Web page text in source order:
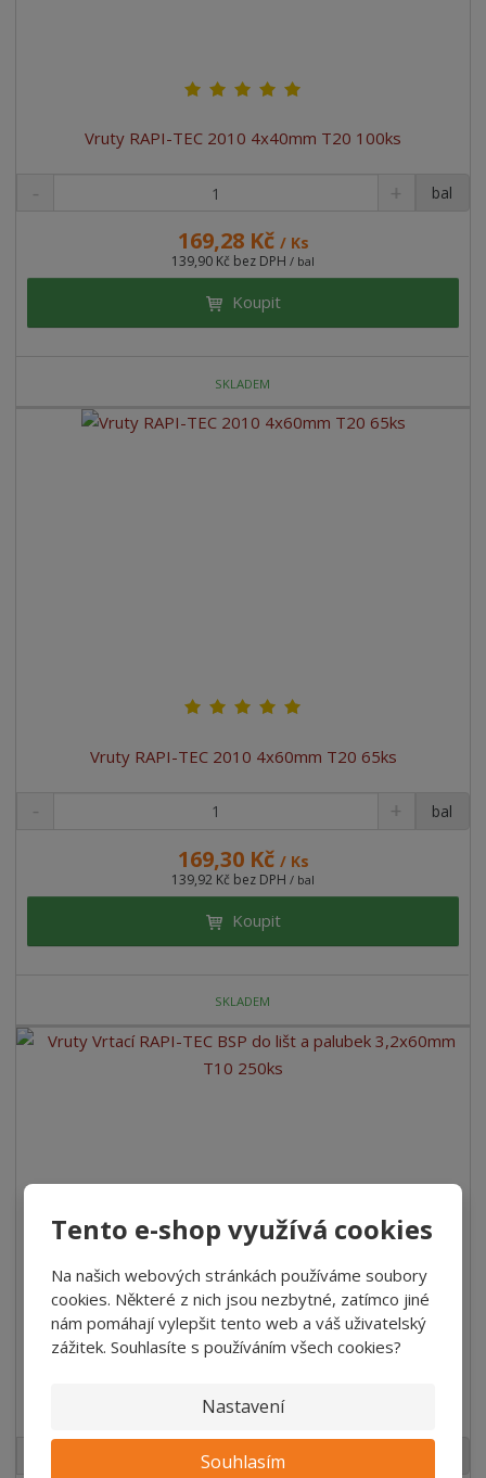
Tento e-shop využívá cookies
Na našich webových stránkách používáme soubory
cookies. Některé z nich jsou nezbytné, zatímco jiné
nám pomáhají vylepšit tento web a váš uživatelský
zážitek. Souhlasíte s používáním všech cookies?
Nastavení
Souhlasím
Vruty RAPI-TEC 2010 4x40mm T20 100ks
169,28 Kč / Ks
139,90 Kč bez DPH / bal
bal
Koupit
SKLADEM
Vruty RAPI-TEC 2010 4x60mm T20 65ks
169,30 Kč / Ks
139,92 Kč bez DPH / bal
bal
Koupit
SKLADEM
T1...